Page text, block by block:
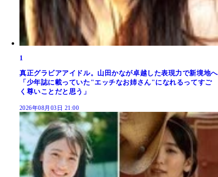
1
真正グラビアアイドル。山田かなが卓越した表現力で新境地へ
「少年誌に載っていた"エッチなお姉さん"になれるってすご
く尊いことだと思う」
2026年08月03日 21:00